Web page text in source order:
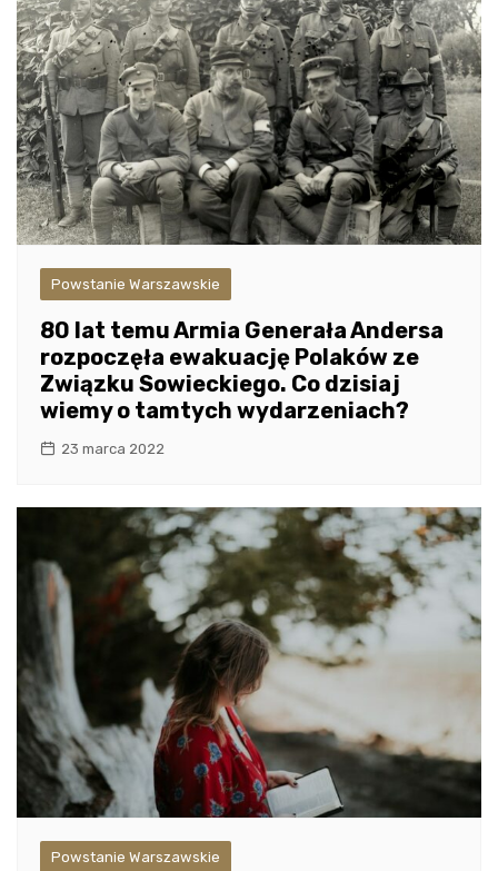
Powstanie Warszawskie
80 lat temu Armia Generała Andersa
rozpoczęła ewakuację Polaków ze
Związku Sowieckiego. Co dzisiaj
wiemy o tamtych wydarzeniach?
23 marca 2022
Powstanie Warszawskie